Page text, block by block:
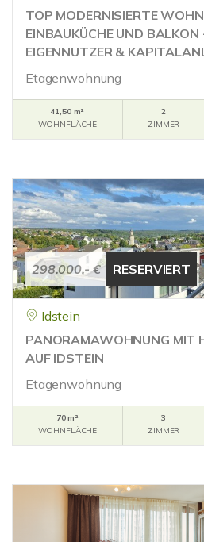
TOP MODERNISIERTE
EINBAUKÜCHE UND BALKON
EIGENNUTZER &
Etagenwohnung
41,50 m²
WOHNFLÄCHE
2
ZIMMER
298.000,- € RESERVIERT
Idstein
PANORAMAWOHNUNG MIT
AUF IDSTEIN
Etagenwohnung
70 m²
WOHNFLÄCHE
3
ZIMMER